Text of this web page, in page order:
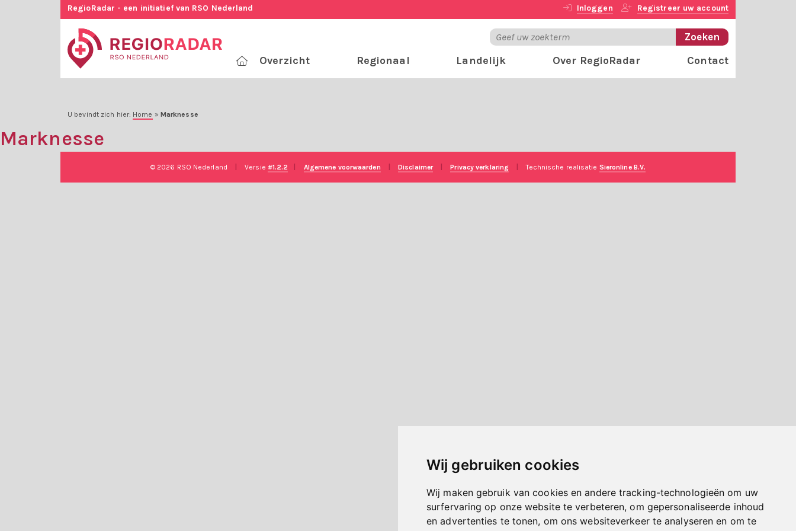
Wij gebruiken cookies
Wij maken gebruik van cookies en andere tracking-technologieën om uw
surfervaring op onze website te verbeteren, om gepersonaliseerde inhoud
en advertenties te tonen, om ons websiteverkeer te analyseren en om te
RegioRadar - een initiatief van RSO Nederland Inloggen Registreer uw account
Overzicht Regionaal Landelijk Over RegioRadar Contact
U bevindt zich hier: Home » Marknesse
Marknesse
© 2026 RSO Nederland Versie #1.2.2 Algemene voorwaarden Disclaimer Privacy verklaring Technische realisatie Sieronline B.V.